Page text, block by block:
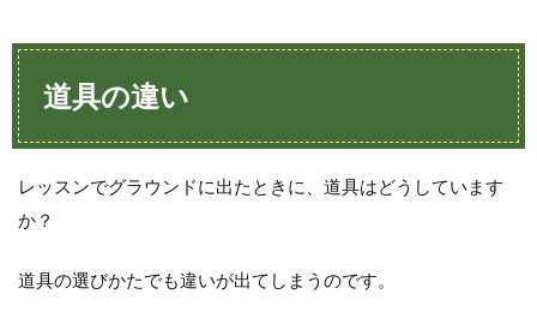
道具の違い
レッスンでグラウンドに出たときに、道具はどうしています
か？
道具の選びかたでも違いが出てしまうのです。